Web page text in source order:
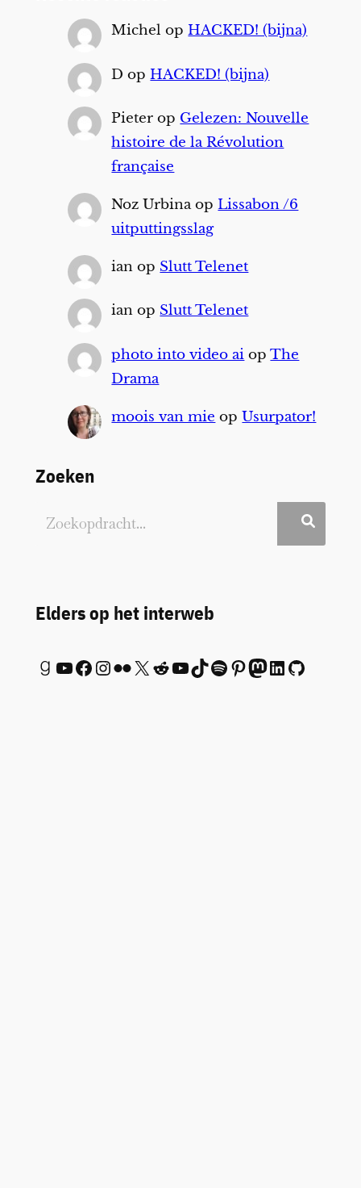
Michel opHACKED! (bijna)
D opHACKED! (bijna)
Pieter op Gelezen: Nouvelle
histoire de la Révolution
française
Noz UrbinaopLissabon /6
uitputtingsslag
ian op Slutt Telenet
ian op Slutt Telenet
photo into video ai opThe
Drama
moois van mie opUsurpator!
Zoeken
Elders op het interweb
Goodreads YouTube Facebook InstagramFlickr X Reddit YouTube TikTok Spotify Pinterest Mastodon LinkedIn GitHub